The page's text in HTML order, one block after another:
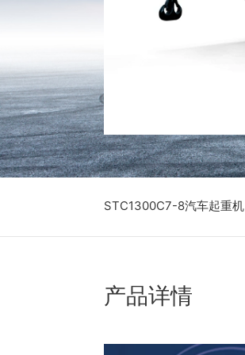
STC1300C7-8汽车起重机
产品详情